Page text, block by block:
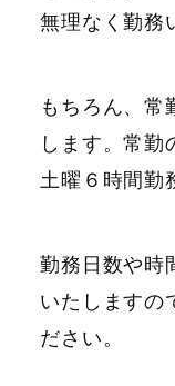
無理なく勤務
もちろん、常
します。常勤
土曜６時間勤
勤務日数や時
いたしますの
ださい。